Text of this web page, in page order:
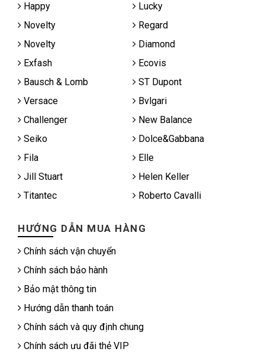
Happy
Lucky
Novelty
Regard
Novelty
Diamond
Exfash
Ecovis
Bausch & Lomb
ST Dupont
Versace
Bvlgari
Challenger
New Balance
Seiko
Dolce&Gabbana
Fila
Elle
Jill Stuart
Helen Keller
Titantec
Roberto Cavalli
HƯỚNG DẪN MUA HÀNG
Chính sách vận chuyển
Chính sách bảo hành
Bảo mật thông tin
Hướng dẫn thanh toán
Chính sách và quy định chung
Chính sách ưu đãi thẻ VIP